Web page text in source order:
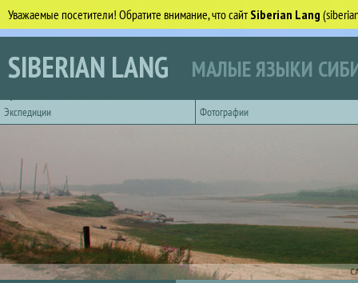
Уважаемые посетители! Обратите внимание, что сайтSiberian Lang
Перейти к основному содержанию
SIBERIAN LANG МАЛЫЕ ЯЗЫКИ
Экспедиции
Фотографии